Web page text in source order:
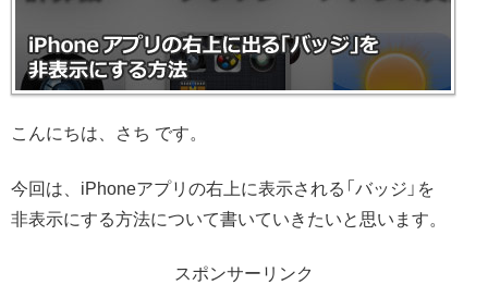
こんにちは、さち です。
今回は、iPhoneアプリの右上に表示される「バッジ」を
非表示にする方法について書いていきたいと思います。
スポンサーリンク